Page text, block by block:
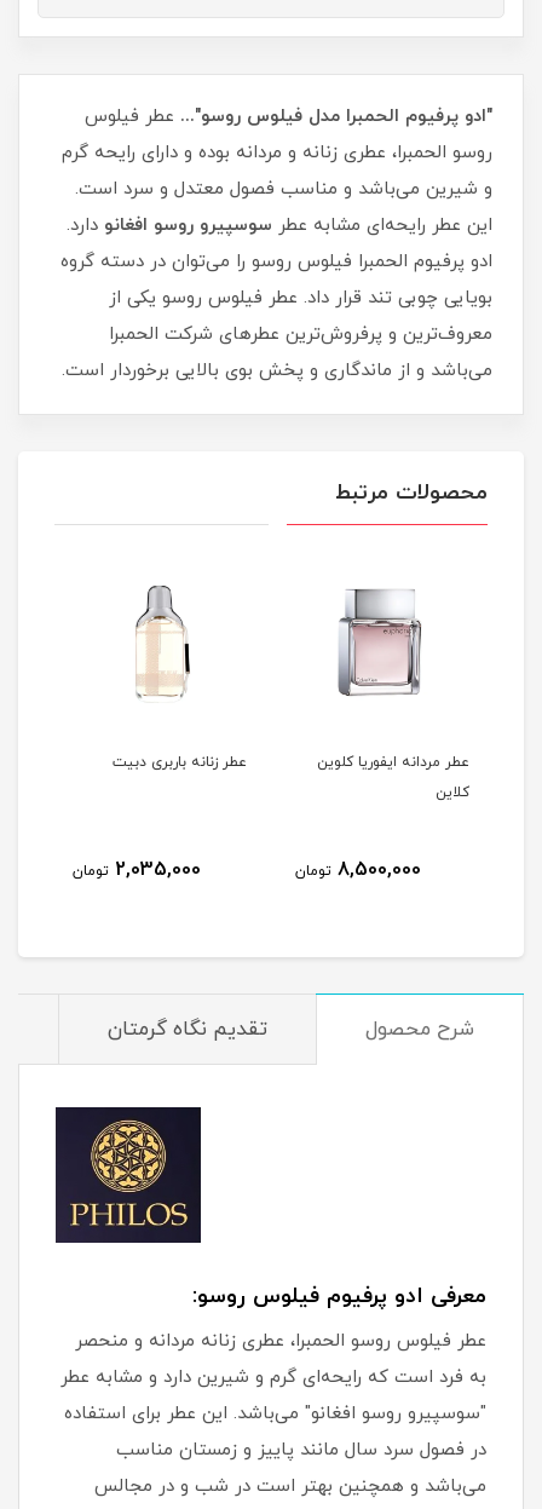
"ادو پرفیوم الحمبرا مدل فیلوس روسو"... عطر فیلوس
روسو الحمبرا، عطری زنانه و مردانه بوده و دارای رایحه گرم
و شیرین می‌باشد و مناسب فصول معتدل و سرد است.
این عطر رایحه‌ای مشابه عطر سوسپیرو روسو افغانو دارد.
ادو پرفیوم الحمبرا فیلوس روسو را می‌توان در دسته گروه
بویایی چوبی تند قرار داد. عطر فیلوس روسو یکی از
معروف‌ترین و پرفروش‌ترین عطرهای شرکت الحمبرا
می‌باشد و از ماندگاری و پخش بوی بالایی برخوردار است.
محصولات مرتبط
عطر مردانه ایفوریا کلوین
کلاین
8,500,000 تومان
عطر زنانه باربری دبيت
2,035,000 تومان
شرح محصول تقدیم نگاه گرمتان
معرفی ادو پرفیوم فیلوس روسو:
عطر فیلوس روسو الحمبرا، عطری زنانه مردانه و منحصر
به فرد است که رایحه‌ای گرم و شیرین دارد و مشابه عطر
"سوسپیرو روسو افغانو" می‌باشد. این عطر برای استفاده
در فصول سرد سال مانند پاییز و زمستان مناسب
می‌باشد و همچنین بهتر است در شب و در مجالس